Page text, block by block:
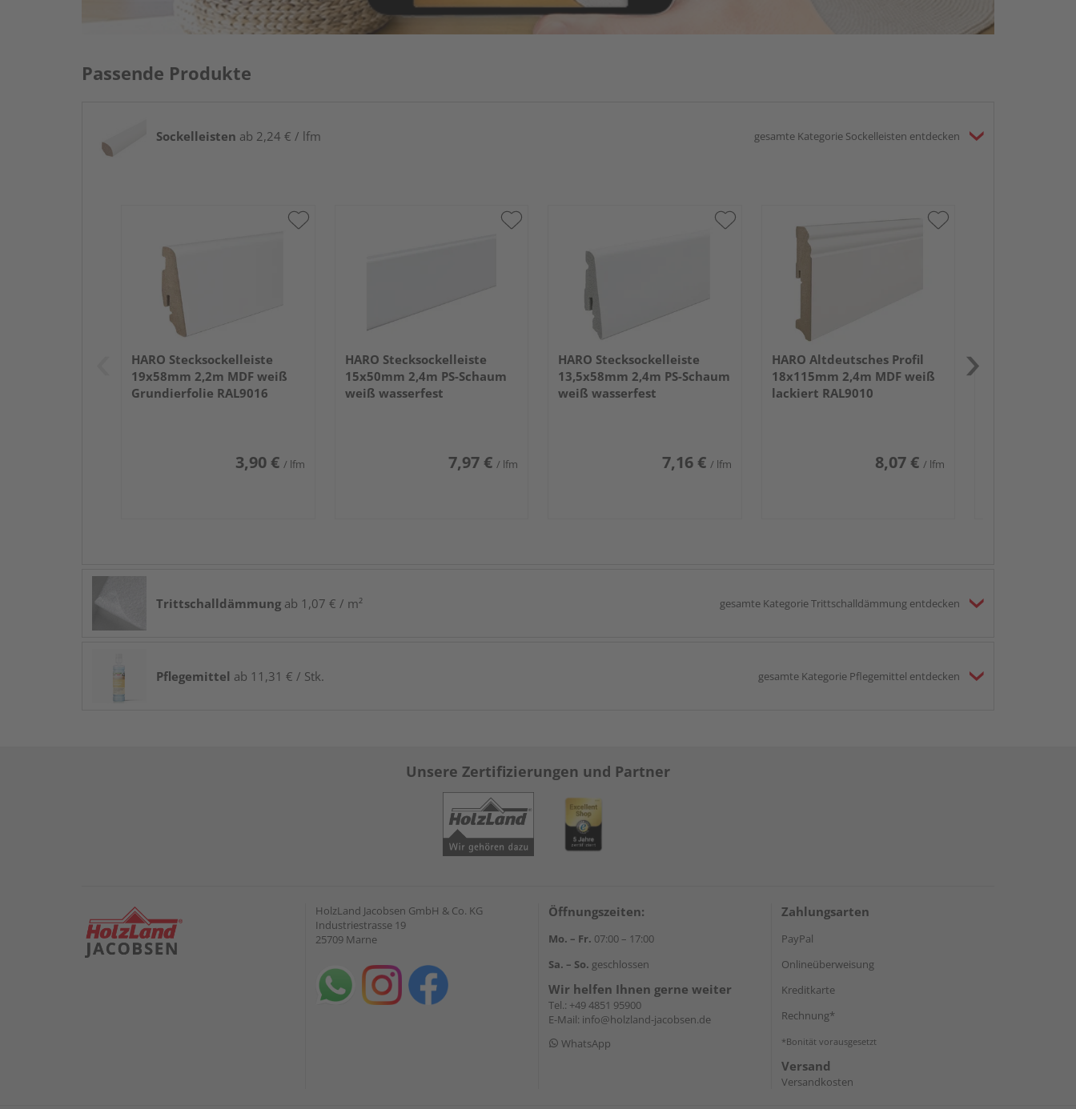
Passende Produkte
Sockelleisten ab 2,24 € / lfm gesamte Kategorie Sockelleisten entdecken
HARO Stecksockelleiste
19x58mm 2,2m MDF weiß
Grundierfolie RAL9016
3,90 € / lfm
HARO Stecksockelleiste
15x50mm 2,4m PS-Schaum
weiß wasserfest
7,97 € / lfm
HARO Stecksockelleiste
13,5x58mm 2,4m PS-Schaum
weiß wasserfest
7,16 € / lfm
HARO Altdeutsches Profil
18x115mm 2,4m MDF weiß
lackiert RAL9010
8,07 € / lfm
Trittschalldämmung ab 1,07 € / m² gesamte Kategorie Trittschalldämmung entdecken
Pflegemittel ab 11,31 € / Stk. gesamte Kategorie Pflegemittel entdecken
Unsere Zertifizierungen und Partner
HolzLand Jacobsen GmbH & Co. KG
Industriestrasse 19
25709 Marne
Öffnungszeiten:
Mo. – Fr. 07:00 – 17:00
Sa. – So. geschlossen
Wir helfen Ihnen gerne weiter
Tel.: +49 4851 95900
E-Mail: info@holzland-jacobsen.de
WhatsApp
Zahlungsarten
PayPal
Onlineüberweisung
Kreditkarte
Rechnung*
*Bonität vorausgesetzt
Versand
Versandkosten